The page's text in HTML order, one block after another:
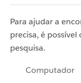
Para ajudar a
precisa, é
pesquisa.
Computador